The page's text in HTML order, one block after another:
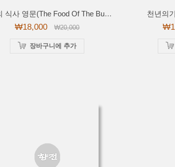
붓다의 식사 영문(The Food Of The Buddha) DVD
₩18,000 ₩20,000
장바구니에 추가
천년의